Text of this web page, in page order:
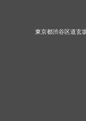
東京都渋谷区道玄